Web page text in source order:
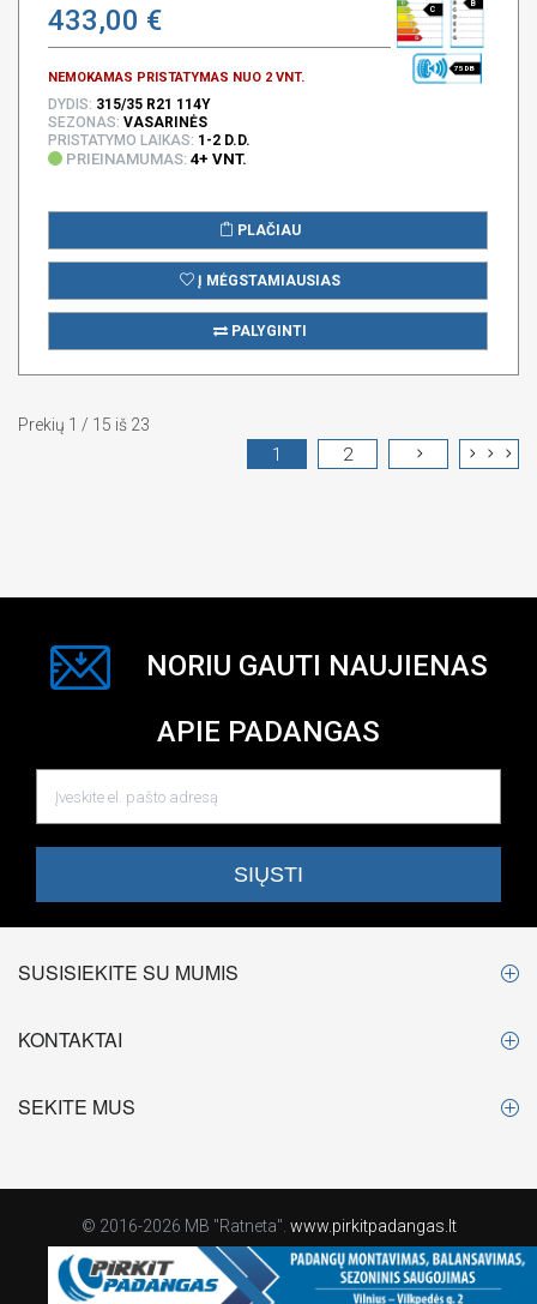
433,00 €
NEMOKAMAS PRISTATYMAS NUO 2 VNT.
C
B
75 DB
DYDIS: 315/35 R21 114Y
SEZONAS: VASARINĖS
PRISTATYMO LAIKAS: 1-2 D.D.
PRIEINAMUMAS: 4+ VNT.
PLAČIAU
Į MĖGSTAMIAUSIAS
PALYGINTI
Prekių 1 / 15 iš 23
1 2
NORIU GAUTI NAUJIENAS
APIE PADANGAS
SUSISIEKITE SU MUMIS
KONTAKTAI
SEKITE MUS
© 2016-2026 MB "Ratneta". www.pirkitpadangas.lt